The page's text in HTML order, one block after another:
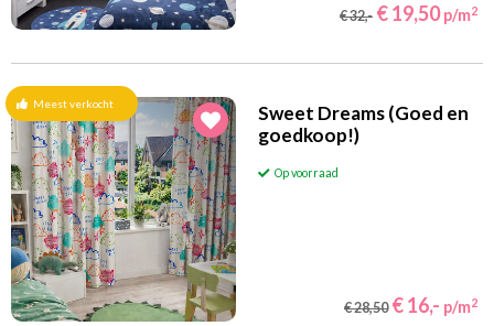
€ 32,- € 19,50 p/m2
Meest verkocht
Sweet Dreams (Goed en
goedkoop!)
Op voorraad
€ 28,50 € 16,- p/m2